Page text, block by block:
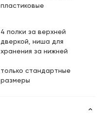
пластиковые
4 полки за верхней
дверкой, ниша для
хранения за нижней
только стандартные
размеры